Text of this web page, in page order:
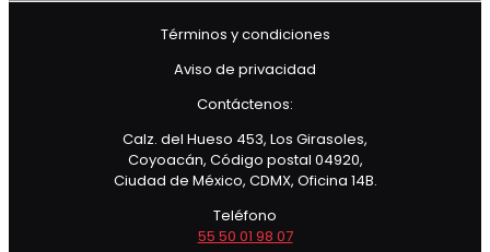
Términos y condiciones
Aviso de privacidad
Contáctenos:
Calz. del Hueso 453, Los Girasoles,
Coyoacán, Código postal 04920,
Ciudad de México, CDMX, Oficina 14B.
Teléfono
55 50 01 98 07